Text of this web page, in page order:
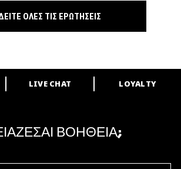
ΟΛΕΣ ΤΙΣ ΕΡΩΤΗΣΕΙΣ
LOVER?
LIVE CHAT LOYALTY
ΒΟΗΘΕΙΑ;